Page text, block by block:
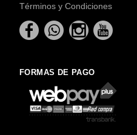
Términos y Condiciones
FORMAS DE PAGO